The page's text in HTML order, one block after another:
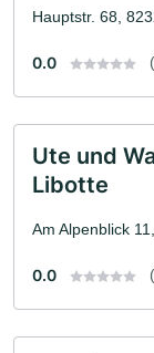
Hauptstr. 68,
0.0
Ute und
Libotte
Am Alpenblick
0.0